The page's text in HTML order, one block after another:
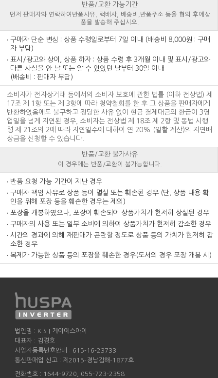
반품/교환 가능기간
먼저 판매자와 연락하여 반품사유, 택배사, 배송비, 반품주소 등을 협의 후에 상
품을 발송해 주십시오.
구매자 단순 변심 : 상품 수령일로부터 7일 이내 (배송비 8,000원 : 구매
자 부담)
표시/광고와 상이, 상품 하자 : 상품 수령 후 3개월 이내 및 표시/광고와
다른 사실을 안 날 또는 알 수 있었던 날부터 30일 이내
(배송비 : 판매자 부담)
소비자가 전자상거래 등에서의 소비자 보호에 관한 법률 (이하 전상법) 제
17조 제 1항 또는 제 3항에 따라 청약철회를 한 후 그 상품을 판매자에게
반환하였음에도 불구하고 정당한 사유 없이 현금 결제대금의 환급이 3영
업일을 넘게 지연된 경우, 소비자는 전상법 제 18조 제 2항 및 동법 시행
령 제 21조의 2에 따라 지연일수에 대하여 연 20% (일할 계산)의 지연배
상금을 신청할 수 있습니다.
반품/교환 불가사유
이 경우에는 반품/교환이 불가능합니다.
반품 요청 가능 기간이 지난 경우
구매자 책임 사유로 상품 등이 멸실 또는 훼손된 경우 (단, 상품 내용 확
인을 위해 포장 등을 훼손한 경우는 제외)
포장을 개봉하였으나, 포장이 훼손되어 상품가치가 현저히 상실된 경우
구매자의 사용 또는 일부 소비에 의하여 상품가치가 현저히 감소한 경우
시간의 경과에 의해 재판매가 곤란할 정도로 상품 등의 가치가 현저히 감
소한 경우
복제가 가능한 상품 등의 포장을 훼손한 경우(도서의 경우 포장 개봉 시)
법인명 : K S I 케이에스아이
대표자 : 김경호
사업자등록번호안내 : 615-16-23733
통신판매업 신고 : 제2015-경남김해-1877호
전화번호 : 1644-9720, 055-723-2358